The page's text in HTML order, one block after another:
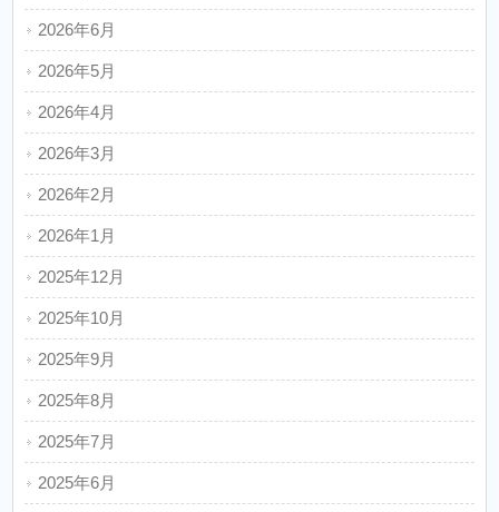
2026年6月
2026年5月
2026年4月
2026年3月
2026年2月
2026年1月
2025年12月
2025年10月
2025年9月
2025年8月
2025年7月
2025年6月